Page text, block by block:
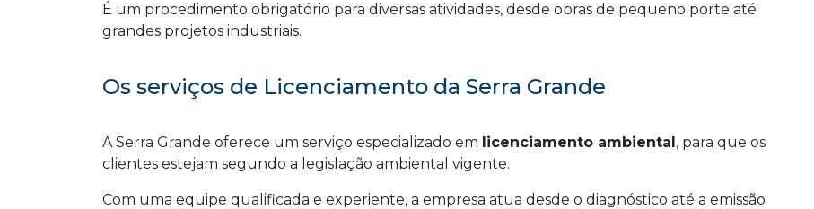
É um procedimento obrigatório para diversas atividades, desde obras de pequeno porte até
grandes projetos industriais.
Os serviços de Licenciamento da Serra Grande
A Serra Grande oferece um serviço especializado em licenciamento ambiental, para que os
clientes estejam segundo a legislação ambiental vigente.
Com uma equipe qualificada e experiente, a empresa atua desde o diagnóstico até a emissão